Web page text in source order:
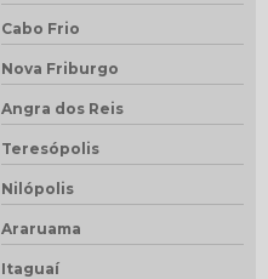
Cabo Frio
Nova Friburgo
Angra dos Reis
Teresópolis
Nilópolis
Araruama
Itaguaí